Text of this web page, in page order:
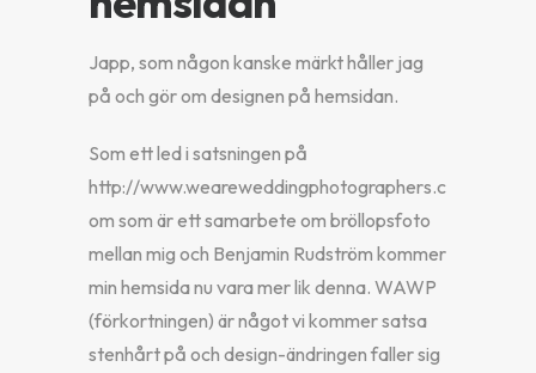
Japp, som någon kanske märkt håller jag
på och gör om designen på hemsidan.
Som ett led i satsningen på
http://www.weareweddingphotographers.c
om som är ett samarbete om bröllopsfoto
mellan mig och Benjamin Rudström kommer
min hemsida nu vara mer lik denna. WAWP
(förkortningen) är något vi kommer satsa
stenhårt på och design-ändringen faller sig